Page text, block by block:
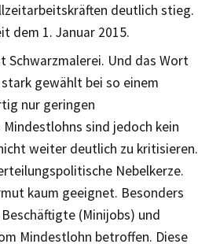
deutlich stieg.
dem 1. Januar 2015.
Schwarzmalerei. Und das Wort
gewählt bei so einem
nur geringen
sind jedoch kein
weiter deutlich zu kritisieren.
Nebelkerze.
kaum geeignet. Besonders
(Minijobs) und
Mindestlohn betroffen. Diese